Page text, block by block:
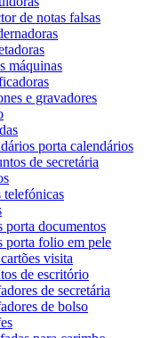
de notas falsas
máquinas
e gravadores
porta calendários
de secretária
telefónicas
porta documentos
porta folio em pele
visita
de escritório
de secretária
de bolso